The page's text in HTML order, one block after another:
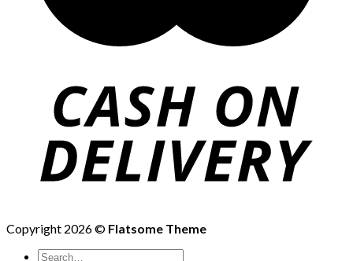
Copyright 2026 © Flatsome Theme
Search